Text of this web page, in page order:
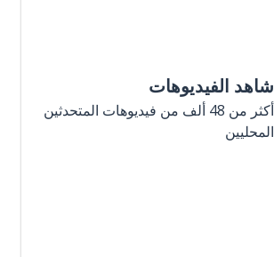
شاهد الفيديوهات
أكثر من 48 ألف من فيديوهات المتحدثين
المحليين